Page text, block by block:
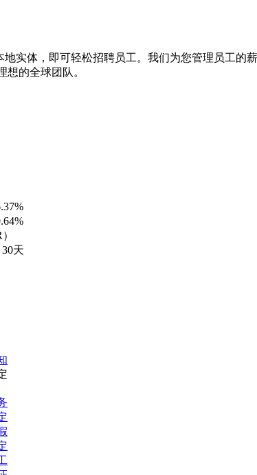
实体，即可轻松招聘员工。我们为您管理员工的
想的全球团队。
30天